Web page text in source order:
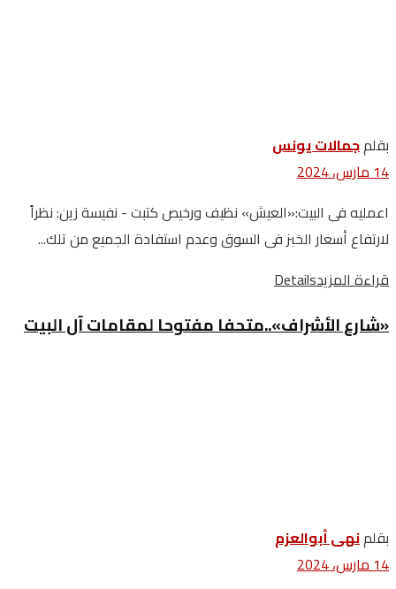
بقلمجمالات يونس
14 مارس، 2024
اعمليه فى البيت:«العيش» نظيف ورخيص كتبت - نفيسة زين: نظراً
لارتفاع أسعار الخبز فى السوق وعدم استفادة الجميع من تلك...
قراءة المزيدDetails
«شارع الأشراف»..متحفا مفتوحا لمقامات آل البيت
بقلمنهى أبوالعزم
14 مارس، 2024